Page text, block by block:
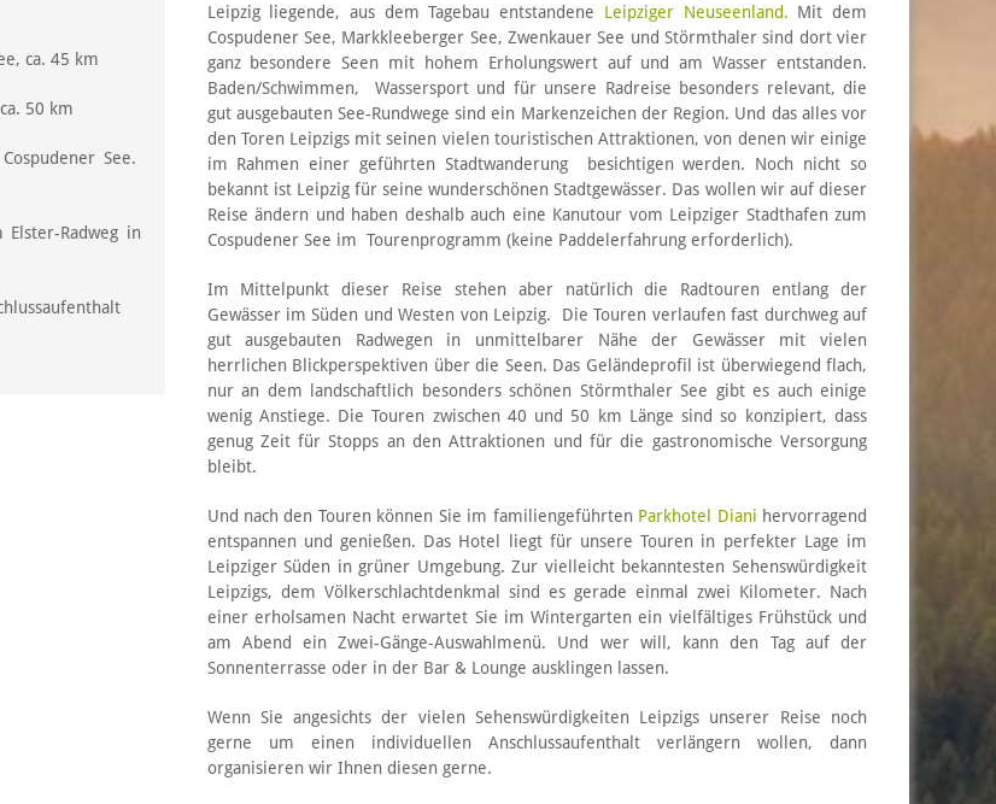
ca. 45 km
50 km
See.
Radweg in
Leipzig liegende, aus dem Tagebau entstandene Leipziger Neuseenland. Mit dem
Cospudener See, Markkleeberger See, Zwenkauer See und Störmthaler sind dort vier
ganz besondere Seen mit hohem Erholungswert auf und am Wasser entstanden.
Baden/Schwimmen, Wassersport und für unsere Radreise besonders relevant, die
gut ausgebauten See-Rundwege sind ein Markenzeichen der Region. Und das alles vor
den Toren Leipzigs mit seinen vielen touristischen Attraktionen, von denen wir einige
im Rahmen einer geführten Stadtwanderung besichtigen werden. Noch nicht so
bekannt ist Leipzig für seine wunderschönen Stadtgewässer. Das wollen wir auf dieser
Reise ändern und haben deshalb auch eine Kanutour vom Leipziger Stadthafen zum
Cospudener See im Tourenprogramm (keine Paddelerfahrung erforderlich).
Im Mittelpunkt dieser Reise stehen aber natürlich die Radtouren entlang der
Gewässer im Süden und Westen von Leipzig. Die Touren verlaufen fast durchweg auf
gut ausgebauten Radwegen in unmittelbarer Nähe der Gewässer mit vielen
herrlichen Blickperspektiven über die Seen. Das Geländeprofil ist überwiegend flach,
nur an dem landschaftlich besonders schönen Störmthaler See gibt es auch einige
wenig Anstiege. Die Touren zwischen 40 und 50 km Länge sind so konzipiert, dass
genug Zeit für Stopps an den Attraktionen und für die gastronomische Versorgung
bleibt.
Und nach den Touren können Sie im familiengeführten Parkhotel Diani hervorragend
entspannen und genießen. Das Hotel liegt für unsere Touren in perfekter Lage im
Leipziger Süden in grüner Umgebung. Zur vielleicht bekanntesten Sehenswürdigkeit
Leipzigs, dem Völkerschlachtdenkmal sind es gerade einmal zwei Kilometer. Nach
einer erholsamen Nacht erwartet Sie im Wintergarten ein vielfältiges Frühstück und
am Abend ein Zwei-Gänge-Auswahlmenü. Und wer will, kann den Tag auf der
Sonnenterrasse oder in der Bar & Lounge ausklingen lassen.
Wenn Sie angesichts der vielen Sehenswürdigkeiten Leipzigs unserer Reise noch
gerne um einen individuellen Anschlussaufenthalt verlängern wollen, dann
organisieren wir Ihnen diesen gerne.